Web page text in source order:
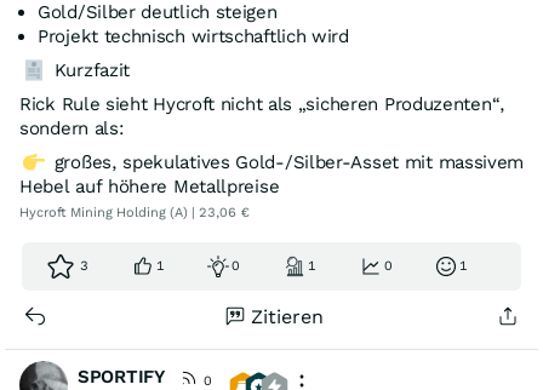
Gold/Silber deutlich steigen
Projekt technisch wirtschaftlich wird
Kurzfazit
Rick Rule sieht Hycroft nicht als „sicheren Produzenten“,
sondern als:
großes, spekulatives Gold-/Silber-Asset mit massivem
Hebel auf höhere Metallpreise
Hycroft Mining Holding (A) | 23,06 €
3 1 0 1 0 1
Zitieren
SPORTIFY
0